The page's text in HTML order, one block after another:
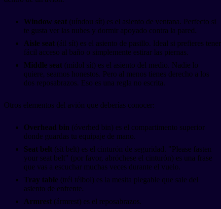
Window seat (uíndou sít) es el asiento de ventana. Perfecto si
te gusta ver las nubes y dormir apoyado contra la pared.
Aisle seat (áil sít) es el asiento de pasillo. Ideal si prefieres tener
fácil acceso al baño o simplemente estirar las piernas.
Middle seat (mídol sít) es el asiento del medio. Nadie lo
quiere, seamos honestos. Pero al menos tienes derecho a los
dos reposabrazos. Eso es una regla no escrita.
Otros elementos del avión que deberías conocer:
Overhead bin (óverhed bin) es el compartimento superior
donde guardas tu equipaje de mano.
Seat belt (sít belt) es el cinturón de seguridad. "Please fasten
your seat belt" (por favor, abróchese el cinturón) es una frase
que vas a escuchar muchas veces durante el vuelo.
Tray table (tréi téibol) es la mesita plegable que sale del
asiento de enfrente.
Armrest (ármrest) es el reposabrazos.